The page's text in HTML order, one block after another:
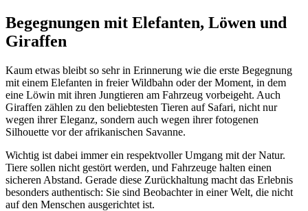
Begegnungen mit Elefanten, Löwen und
Giraffen
Kaum etwas bleibt so sehr in Erinnerung wie die erste Begegnung
mit einem Elefanten in freier Wildbahn oder der Moment, in dem
eine Löwin mit ihren Jungtieren am Fahrzeug vorbeigeht. Auch
Giraffen zählen zu den beliebtesten Tieren auf Safari, nicht nur
wegen ihrer Eleganz, sondern auch wegen ihrer fotogenen
Silhouette vor der afrikanischen Savanne.
Wichtig ist dabei immer ein respektvoller Umgang mit der Natur.
Tiere sollen nicht gestört werden, und Fahrzeuge halten einen
sicheren Abstand. Gerade diese Zurückhaltung macht das Erlebnis
besonders authentisch: Sie sind Beobachter in einer Welt, die nicht
auf den Menschen ausgerichtet ist.